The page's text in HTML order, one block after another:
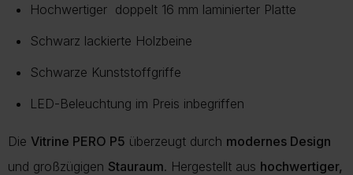
Hochwertiger doppelt 16 mm laminierter Platte
Schwarz lackierte Holzbeine
Schwarze Kunststoffgriffe
LED-Beleuchtung im Preis inbegriffen
Die Vitrine PERO P5 überzeugt durch modernes Design
und großzügigen Stauraum. Hergestellt aus hochwertiger,